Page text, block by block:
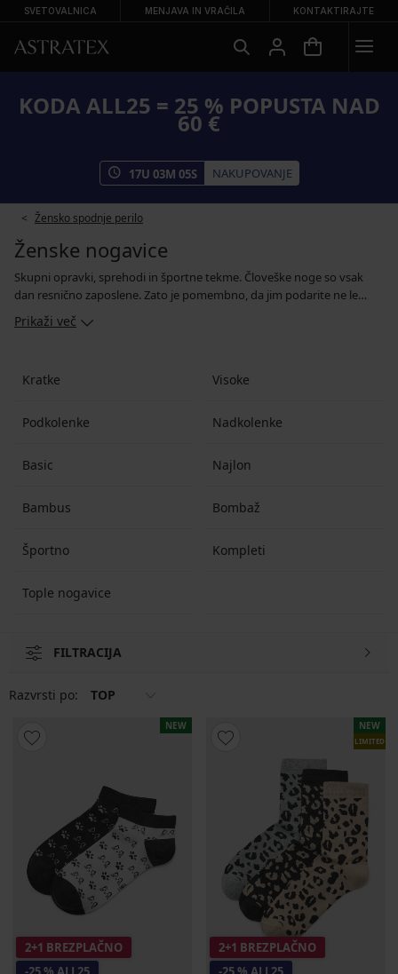
SVETOVALNICA MENJAVA IN VRAČILA KONTAKTIRAJTE
KODA ALL25 = 25 % POPUSTA NAD
60 €
17U 03M 04S NAKUPOVANJE
Žensko spodnje perilo
Ženske nogavice
Skupni opravki, sprehodi in športne tekme. Človeške noge so vsak
dan resnično zaposlene. Zato je pomembno, da jim podarite ne le
udobno obutev, temveč tudi kakovostne nogavice. V nekaterih
primerih so primerne tradicionalne črne nogavice, poleti pa je
izginjajo neznano kam, je super, če jih lahko kupite v paketih, ki
Prikaži več
Kratke Visoke
Podkolenke Nadkolenke
Basic Najlon
Bambus Bombaž
Športno Kompleti
Tople nogavice
FILTRACIJA
Razvrsti po: TOP
NEW
2+1 BREZPLAČNO
NEW
LIMITED
2+1 BREZPLAČNO